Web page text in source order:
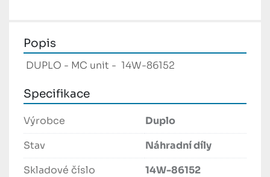
Popis
DUPLO - MC unit -  14W-86152
Specifikace
Výrobce
Duplo
Stav
Náhradní díly
Skladové číslo
14W-86152